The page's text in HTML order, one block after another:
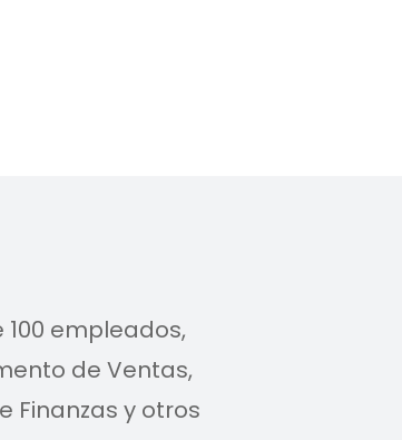
empleados,
de Ventas,
y otros